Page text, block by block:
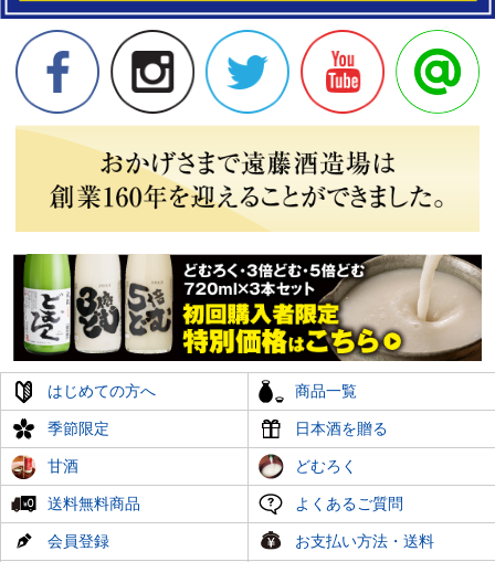
はじめての方へ 商品一覧
季節限定 日本酒を贈る
甘酒 どむろく
送料無料商品 よくあるご質問
会員登録 お支払い方法・送料